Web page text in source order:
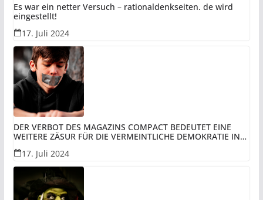
Es war ein netter Versuch – rationaldenkseiten. de wird
eingestellt!
17. Juli 2024
DER VERBOT DES MAGAZINS COMPACT BEDEUTET EINE
WEITERE ZÄSUR FÜR DIE VERMEINTLICHE DEMOKRATIE IN
UND PERSPEKTIVISCH DEN UNTERGANG DER DEUTSCHEN!
17. Juli 2024